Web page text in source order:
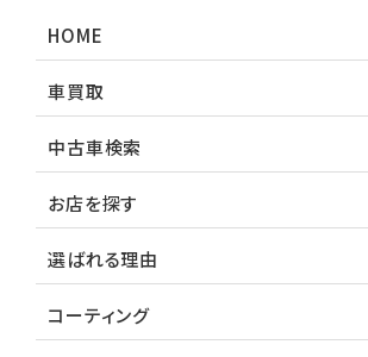
HOME
車買取
中古車検索
お店を探す
選ばれる理由
コーティング